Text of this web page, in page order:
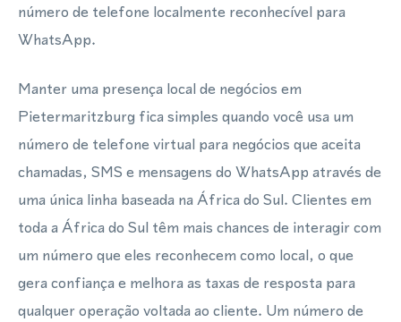
número de telefone localmente reconhecível para
WhatsApp.
Manter uma presença local de negócios em
Pietermaritzburg fica simples quando você usa um
número de telefone virtual para negócios que aceita
chamadas, SMS e mensagens do WhatsApp através de
uma única linha baseada na África do Sul. Clientes em
toda a África do Sul têm mais chances de interagir com
um número que eles reconhecem como local, o que
gera confiança e melhora as taxas de resposta para
qualquer operação voltada ao cliente. Um número de